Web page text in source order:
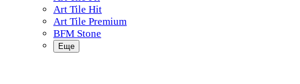
Art Tile Hit
Art Tile Premium
BFM Stone
Еще